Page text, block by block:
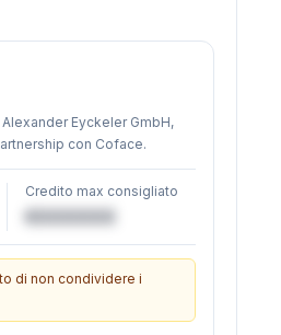
Eyckeler GmbH,
con Coface.
Credito max consigliato
€XXXXXX
di non condividere i